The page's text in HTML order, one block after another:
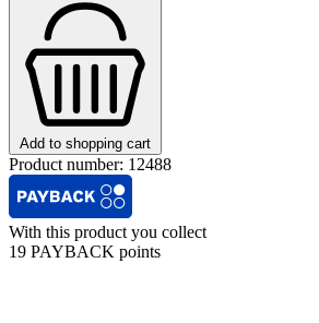
Add to shopping cart
Product number: 12488
With this product you collect
19 PAYBACK points